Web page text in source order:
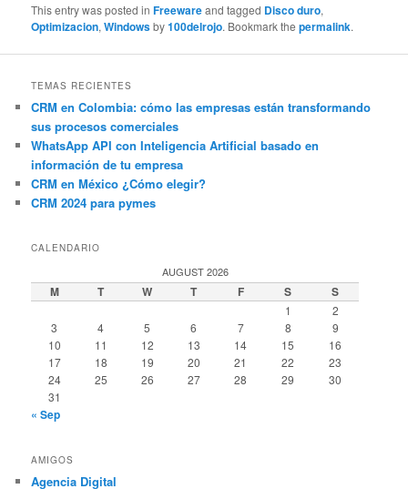
This entry was posted inFreewareand tagged Disco duro,
Optimizacion,Windowsby100delrojo. Bookmark thepermalink.
TEMAS RECIENTES
CRM en Colombia: cómo las empresas están transformando
sus procesos comerciales
WhatsApp API con Inteligencia Artificial basado en
información de tu empresa
CRM en México ¿Cómo elegir?
CRM 2024 para pymes
CALENDARIO
AUGUST 2026
M T W T F S S
1
2
3
4 5 6 7 8
9
10
11 12 13 14 15
16
17
18 19 20 21 22
23
24
25 26 27 28 29
30
31
« Sep
AMIGOS
Agencia Digital